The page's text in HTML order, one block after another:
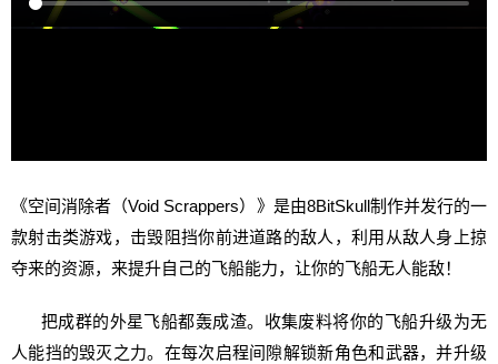
《空间消除者（Void Scrappers）》是由8BitSkull制作并发行的一
款射击类游戏，击毁阻挡你前进道路的敌人，利用从敌人身上掠
夺来的资源，来提升自己的飞船能力，让你的飞船无人能敌！
把成群的外星飞船都轰成渣。收集废料将你的飞船升级为无
人能挡的毁灭之力。在每次启程间隙解锁新角色和武器，并升级